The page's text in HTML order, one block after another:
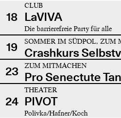
18
CLUB
LaVIVA
Die barrierefreie Party für alle
19 SOMMER IM SÜDPOL, ZUM
Crashkurs
23
ZUM MITMACHEN
Pro Senectute
24
THEATER
PIVOT
Polivka/Hafner/Koch